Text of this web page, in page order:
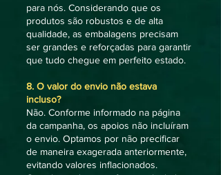
para nós. Considerando que os
produtos são robustos e de alta
qualidade, as embalagens precisam
ser grandes e reforçadas para garantir
que tudo chegue em perfeito estado.
8. O valor do envio não estava
incluso?
Não. Conforme informado na página
da campanha, os apoios não incluíram
o envio. Optamos por não precificar
de maneira exagerada anteriormente,
evitando valores inflacionados.